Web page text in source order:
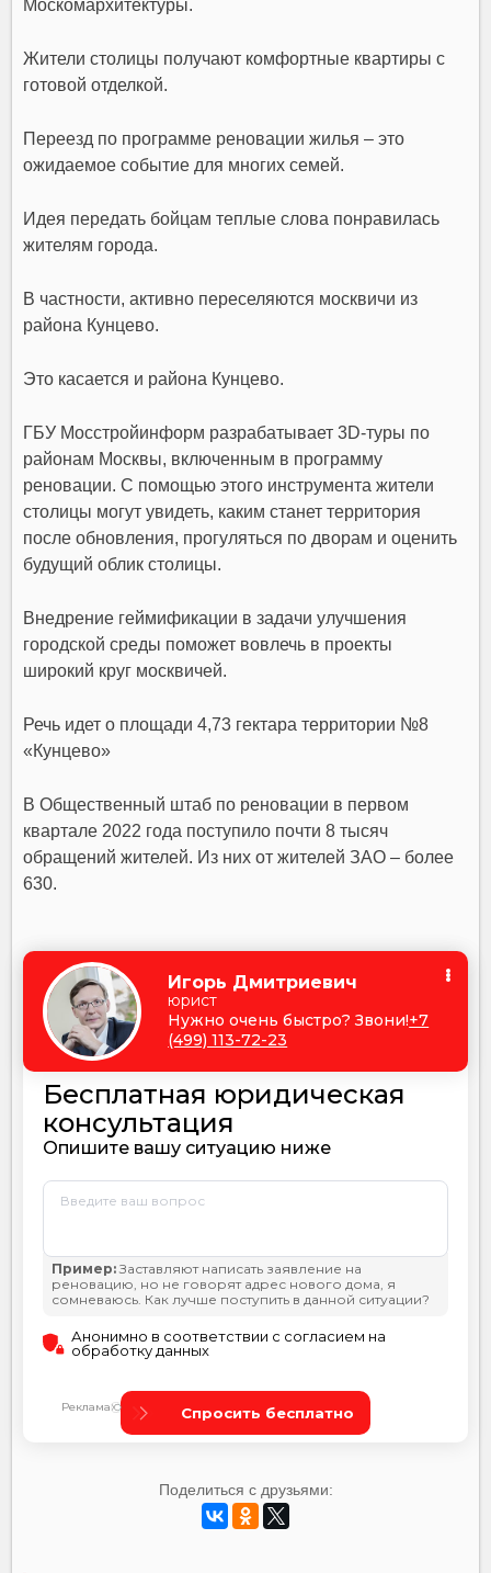
Москомархитектуры.
Жители столицы получают комфортные квартиры с
готовой отделкой.
Переезд по программе реновации жилья – это
ожидаемое событие для многих семей.
Идея передать бойцам теплые слова понравилась
жителям города.
В частности, активно переселяются москвичи из
района Кунцево.
Это касается и района Кунцево.
ГБУ Мосстройинформ разрабатывает 3D-туры по
районам Москвы, включенным в программу
реновации. С помощью этого инструмента жители
столицы могут увидеть, каким станет территория
после обновления, прогуляться по дворам и оценить
будущий облик столицы.
Внедрение геймификации в задачи улучшения
городской среды поможет вовлечь в проекты
широкий круг москвичей.
Речь идет о площади 4,73 гектара территории №8
«Кунцево»
В Общественный штаб по реновации в первом
квартале 2022 года поступило почти 8 тысяч
обращений жителей. Из них от жителей ЗАО – более
630.
Поделиться с друзьями: